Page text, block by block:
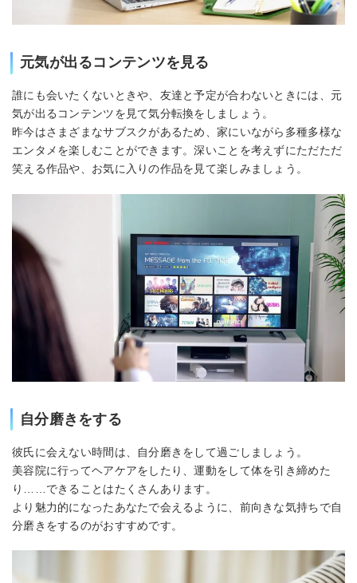
元気が出るコンテンツを見る
誰にも会いたくないときや、友達と予定が合わないときには、元
気が出るコンテンツを見て気分転換をしましょう。
昨今はさまざまなサブスクがあるため、家にいながら多種多様な
エンタメを楽しむことができます。深いことを考えずにただただ
笑える作品や、お気に入りの作品を見て楽しみましょう。
自分磨きをする
彼氏に会えない時間は、自分磨きをして過ごしましょう。
美容院に行ってヘアケアをしたり、運動をして体を引き締めた
り……できることはたくさんあります。
より魅力的になったあなたで会えるように、前向きな気持ちで自
分磨きをするのがおすすめです。